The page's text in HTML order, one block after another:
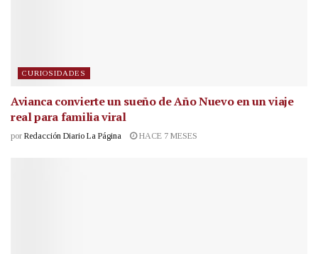
CURIOSIDADES
Avianca convierte un sueño de Año Nuevo en un viaje
real para familia viral
por Redacción Diario La Página HACE 7 MESES